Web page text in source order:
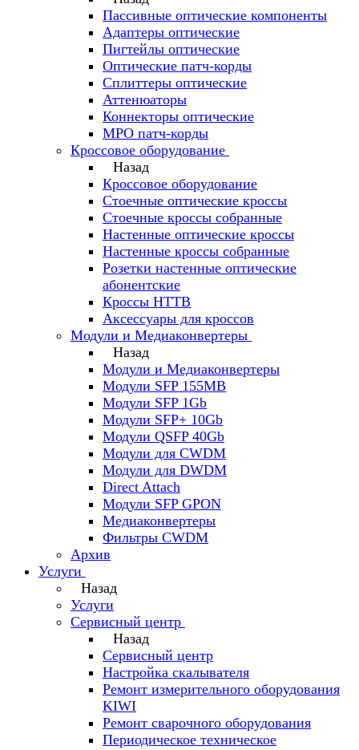
Пассивные оптические компоненты
Адаптеры оптические
Пигтейлы оптические
Оптические патч-корды
Сплиттеры оптические
Аттенюаторы
Коннекторы оптические
MPO патч-корды
Кроссовое оборудование
Назад
Кроссовое оборудование
Стоечные оптические кроссы
Стоечные кроссы собранные
Настенные оптические кроссы
Настенные кроссы собранные
Розетки настенные оптические
абонентские
Кроссы HTTB
Аксессуары для кроссов
Модули и Медиаконвертеры
Назад
Модули и Медиаконвертеры
Модули SFP 155MB
Модули SFP 1Gb
Модули SFP+ 10Gb
Модули QSFP 40Gb
Модули для CWDM
Модули для DWDM
Direct Attach
Модули SFP GPON
Медиаконвертеры
Фильтры CWDM
Архив
Услуги
Назад
Услуги
Сервисный центр
Назад
Сервисный центр
Настройка скалывателя
Ремонт измерительного оборудования
KIWI
Ремонт сварочного оборудования
Периодическое техническое